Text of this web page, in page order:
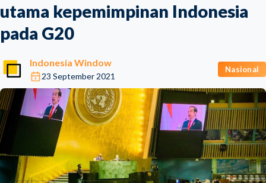
utama kepemimpinan Indonesia
pada G20
Indonesia Window
23 September 2021
Nasional